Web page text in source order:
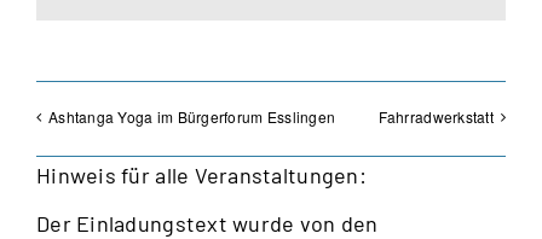
Ashtanga Yoga im Bürgerforum Esslingen Fahrradwerkstatt
Hinweis für alle Veranstaltungen:
Der Einladungstext wurde von den